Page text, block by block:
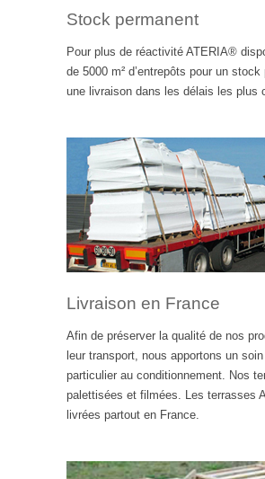
Stock permanent
Pour plus de réactivité ATERIA®
de 5000 m² d’entrepôts pour un
une livraison dans les délais les plus
Livraison en France
Afin de préserver la qualité de nos
leur transport, nous apportons un
particulier au conditionnement. Nos
palettisées et filmées. Les terrasses
livrées partout en France.